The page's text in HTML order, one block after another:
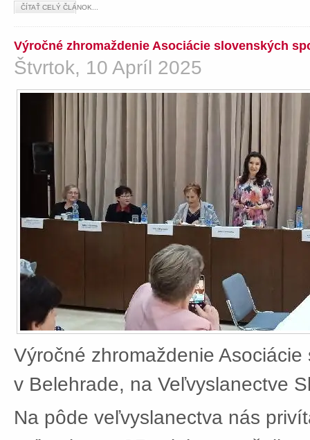
ČÍTAŤ CELÝ ČLÁNOK...
Výročné zhromaždenie Asociácie slovenských
Štvrtok, 10 Apríl 2025
Výročné zhromaždenie
v Belehrade, na Veľvyslanectve
Na pôde veľvyslanectva nás